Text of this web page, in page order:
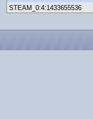
STEAM_0:4:1433655536